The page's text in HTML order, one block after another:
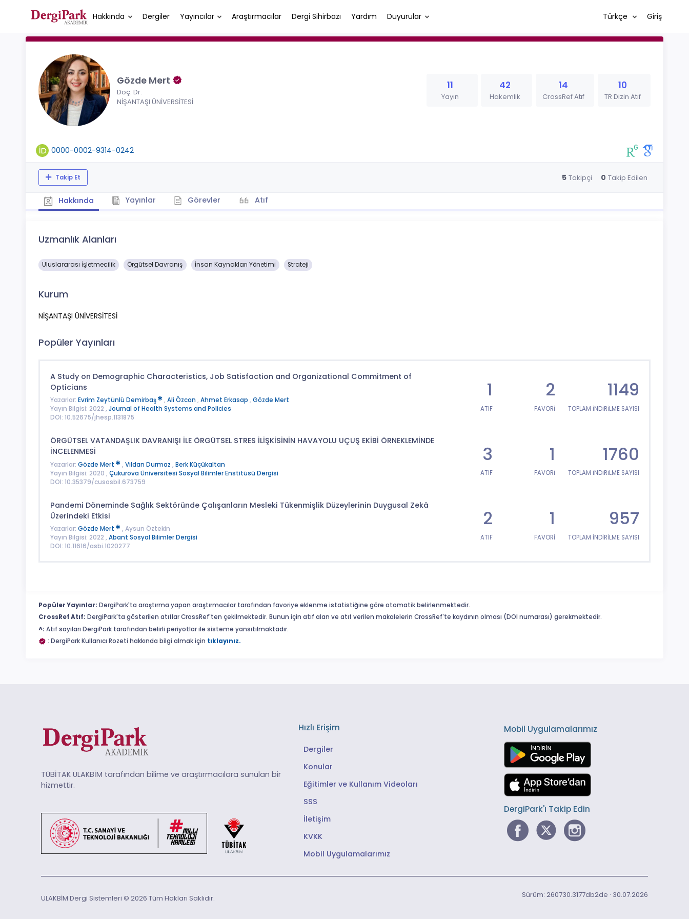
Hakkında Dergiler Yayıncılar Araştırmacılar Dergi Sihirbazı Yardım Duyurular Türkçe Giriş
Gözde Mert
Doç. Dr.
NİŞANTAŞI ÜNİVERSİTESİ
11
Yayın
42
Hakemlik
14
CrossRef Atıf
10
TR Dizin Atıf
0000-0002-9314-0242
Takip Et 5 Takipçi 0 Takip Edilen
Hakkında Yayınlar Görevler Atıf
Uzmanlık Alanları
Uluslararası İşletmecilik Örgütsel Davranış İnsan Kaynakları Yönetimi Strateji
Kurum
NİŞANTAŞI ÜNİVERSİTESİ
Popüler Yayınları
A Study on Demographic Characteristics, Job Satisfaction and Organizational Commitment of
Opticians
Yazarlar: Evrim Zeytünlü Demirbaş , Ali Özcan , Ahmet Erkasap , Gözde Mert
Yayın Bilgisi: 2022 , Journal of Health Systems and Policies
DOI: 10.52675/jhesp.1131875
1
ATIF
2
FAVORİ
1149
TOPLAM İNDİRİLME SAYISI
ÖRGÜTSEL VATANDAŞLIK DAVRANIŞI İLE ÖRGÜTSEL STRES İLİŞKİSİNİN HAVAYOLU UÇUŞ EKİBİ ÖRNEKLEMİNDE
İNCELENMESİ
Yazarlar: Gözde Mert , Vildan Durmaz , Berk Küçükaltan
Yayın Bilgisi: 2020 , Çukurova Üniversitesi Sosyal Bilimler Enstitüsü Dergisi
DOI: 10.35379/cusosbil.673759
3
ATIF
1
FAVORİ
1760
TOPLAM İNDİRİLME SAYISI
Pandemi Döneminde Sağlık Sektöründe Çalışanların Mesleki Tükenmişlik Düzeylerinin Duygusal Zekâ
Üzerindeki Etkisi
Yazarlar: Gözde Mert
, Aysun Öztekin
Yayın Bilgisi: 2022 , Abant Sosyal Bilimler Dergisi
DOI: 10.11616/asbi.1020277
2
ATIF
1
FAVORİ
957
TOPLAM İNDİRİLME SAYISI
Popüler Yayınlar: DergiPark'ta araştırma yapan araştırmacılar tarafından favoriye eklenme istatistiğine göre otomatik belirlenmektedir.
CrossRef Atıf: DergiPark'ta gösterilen atıflar CrossRef'ten çekilmektedir. Bunun için atıf alan ve atıf verilen makalelerin CrossRef'te kaydının olması (DOI numarası) gerekmektedir.
^: Atıf sayıları DergiPark tarafından belirli periyotlar ile sisteme yansıtılmaktadır.
: DergiPark Kullanıcı Rozeti hakkında bilgi almak için tıklayınız.
TÜBİTAK ULAKBİM tarafından bilime ve araştırmacılara sunulan bir
hizmettir.
Hızlı Erişim
Dergiler
Konular
Eğitimler ve Kullanım Videoları
SSS
İletişim
KVKK
Mobil Uygulamalarımız
Mobil Uygulamalarımız
DergiPark'ı Takip Edin
ULAKBİM Dergi Sistemleri © 2026 Tüm Hakları Saklıdır. Sürüm: 260730.3177db2de · 30.07.2026